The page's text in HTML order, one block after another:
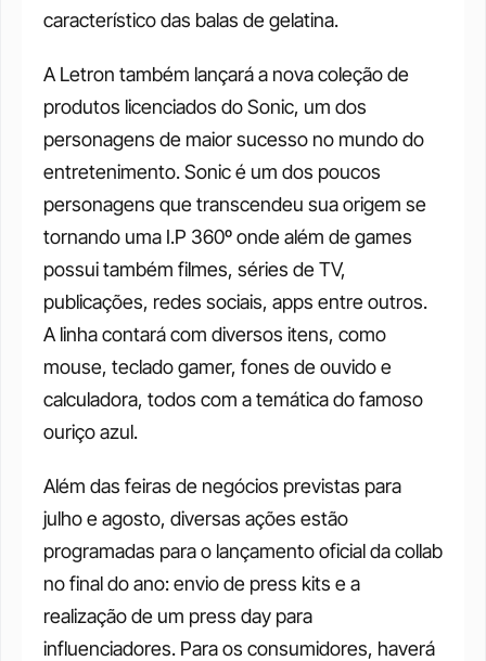
característico das balas de gelatina.
A Letron também lançará a nova coleção de
produtos licenciados do Sonic, um dos
personagens de maior sucesso no mundo do
entretenimento. Sonic é um dos poucos
personagens que transcendeu sua origem se
tornando uma I.P 360º onde além de games
possui também filmes, séries de TV,
publicações, redes sociais, apps entre outros.
A linha contará com diversos itens, como
mouse, teclado gamer, fones de ouvido e
calculadora, todos com a temática do famoso
ouriço azul.
Além das feiras de negócios previstas para
julho e agosto, diversas ações estão
programadas para o lançamento oficial da collab
no final do ano: envio de press kits e a
realização de um press day para
influenciadores. Para os consumidores, haverá